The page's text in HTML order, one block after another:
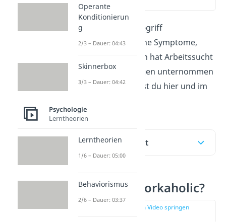
Was bedeutet der Begriff
Workaholic“? Welche Symptome,
Folgen und Ursachen hat Arbeitssucht
und was kann dagegen unternommen
werden? Das erfährst du hier und im
Inhaltsübersicht
Was ist ein Workaholic?
zur Stelle im Video springen
Operante
Konditionierun
g
2/3 – Dauer: 04:43
Skinnerbox
3/3 – Dauer: 04:42
Psychologie
Lerntheorien
Lerntheorien
1/6 – Dauer: 05:00
Behaviorismus
2/6 – Dauer: 03:37